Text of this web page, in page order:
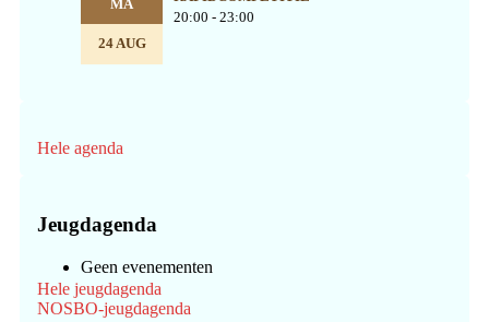
MA
24 AUG
20:00 - 23:00
Hele agenda
Jeugdagenda
Geen evenementen
Hele jeugdagenda
NOSBO-jeugdagenda